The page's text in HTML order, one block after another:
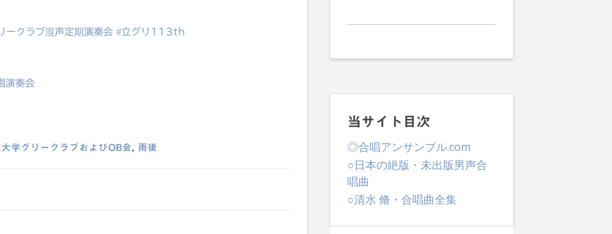
クラブ混声定期演奏会 #立グリ113th
演奏会
大学グリークラブおよびOB会, 雨後
当サイト目次
◎合唱アンサンブル.com
○日本の絶版・未出版男声合
唱曲
○清水 脩・合唱曲全集